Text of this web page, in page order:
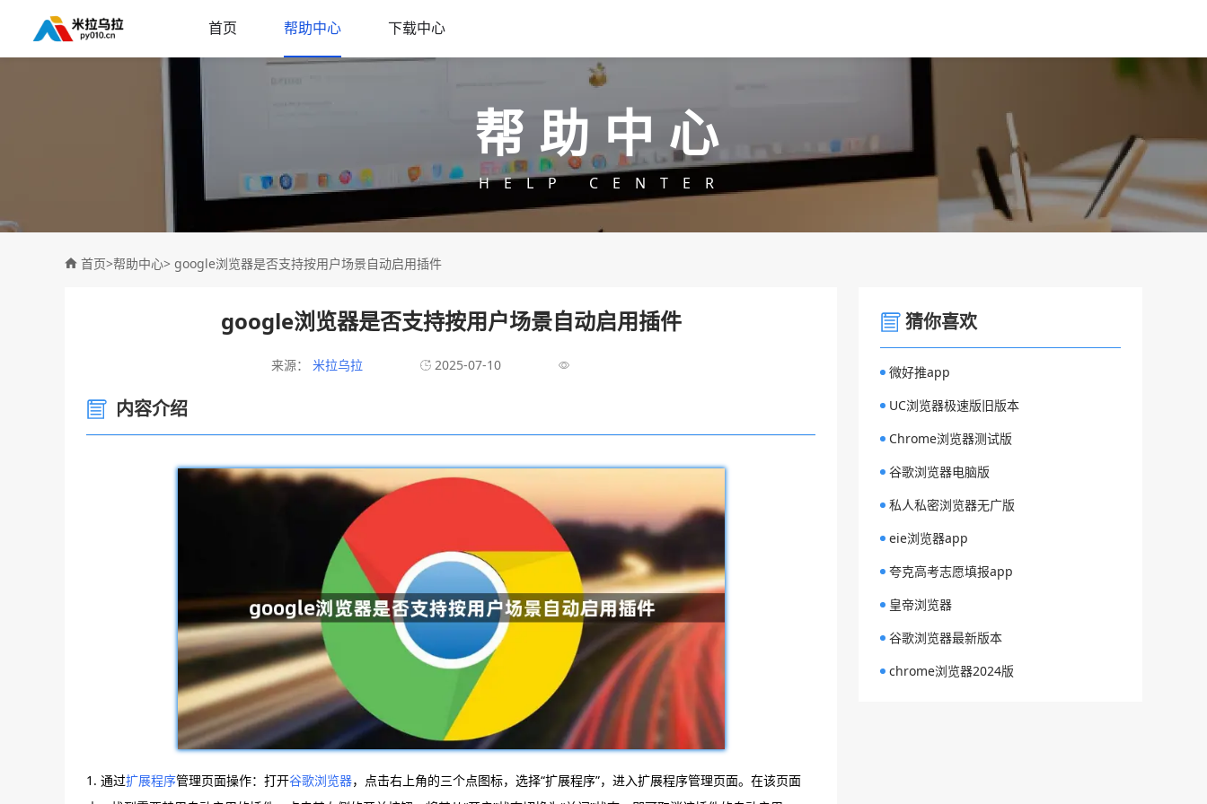
首页 帮助中心 下载中心
帮助中心
HELP CENTER
首页>帮助中心> google浏览器是否支持按用户场景自动启用插件
google浏览器是否支持按用户场景自动启用插件
来源： 米拉乌拉 2025-07-10
内容介绍
1. 通过扩展程序管理页面操作：打开谷歌浏览器，点击右上角的三个点图标，选择“扩展程序”，进入扩展程序管理页面。在该页面
猜你喜欢
微好推app
UC浏览器极速版旧版本
Chrome浏览器测试版
谷歌浏览器电脑版
私人私密浏览器无广版
eie浏览器app
夸克高考志愿填报app
皇帝浏览器
谷歌浏览器最新版本
chrome浏览器2024版